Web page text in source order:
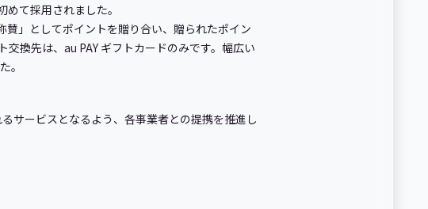
て採用されました。
」としてポイントを贈り合い、贈られたポイン
換先は、au PAY ギフトカードのみです。幅広い
。
サービスとなるよう、各事業者との提携を推進し